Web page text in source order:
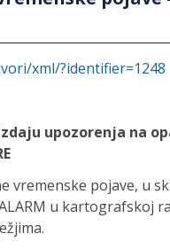
xml/?identifier=1248
upozorenja na
vremenske pojave, u
u kartografskoj